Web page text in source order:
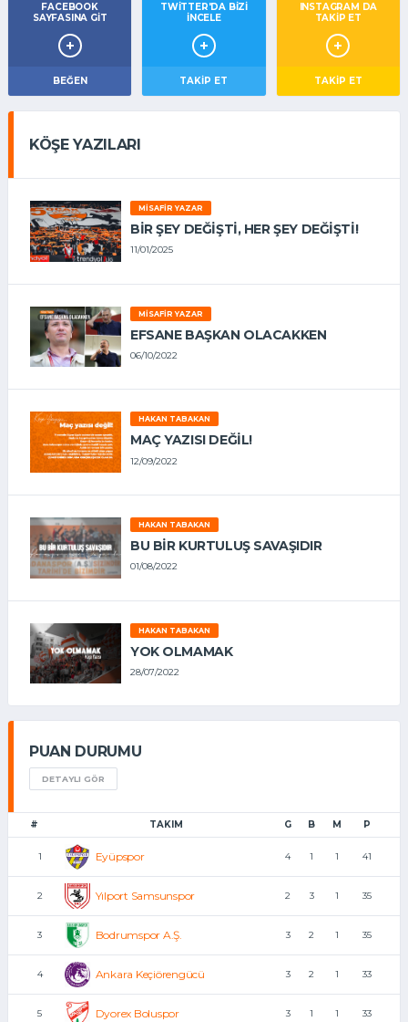
FACEBOOK
SAYFASINA GIT
BEĞEN
TWITTER'DA BIZI
İNCELE
TAKIP ET
INSTAGRAM DA
TAKİP ET
TAKİP ET
KÖŞE YAZILARI
MISAFIR YAZAR
BIR ŞEY DEĞIŞTI, HER ŞEY DEĞIŞTI!
11/01/2025
MISAFIR YAZAR
EFSANE BAŞKAN OLACAKKEN
06/10/2022
HAKAN TABAKAN
MAÇ YAZISI DEĞİL!
12/09/2022
HAKAN TABAKAN
BU BİR KURTULUŞ SAVAŞIDIR
01/08/2022
HAKAN TABAKAN
YOK OLMAMAK
28/07/2022
PUAN DURUMU
DETAYLI GÖR
# TAKIM G B M P
1 Eyüpspor 4 1 1 41
2 Yılport Samsunspor 2 3 1 35
3 Bodrumspor A.Ş. 3 2 1 35
4 Ankara Keçiörengücü 3 2 1 33
5 Dyorex Boluspor 3 1 1 33